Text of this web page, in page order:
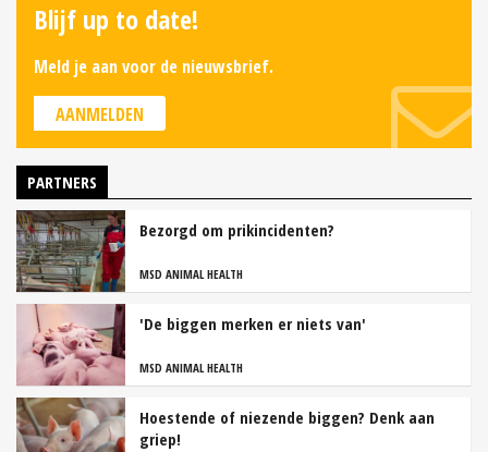
Blijf up to date!
Meld je aan voor de nieuwsbrief.
AANMELDEN
PARTNERS
Bezorgd om prikincidenten?
MSD ANIMAL HEALTH
'De biggen merken er niets van'
MSD ANIMAL HEALTH
Hoestende of niezende biggen? Denk aan
griep!